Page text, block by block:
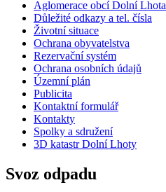
Aglomerace obcí Dolní Lhota
Důležité odkazy a tel. čísla
Životní situace
Ochrana obyvatelstva
Rezervační systém
Ochrana osobních údajů
Územní plán
Publicita
Kontaktní formulář
Kontakty
Spolky a sdružení
3D katastr Dolní Lhoty
Svoz odpadu